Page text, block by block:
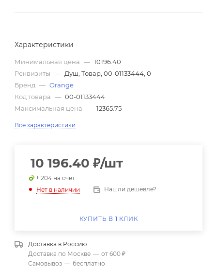
Характеристики
Минимальная цена — 10196.40
Реквизиты — Душ, Товар, 00-01133444, 0
Бренд — Orange
Код товара — 00-01133444
Максимальная цена — 12365.75
Все характеристики
10 196.40 ₽/шт
+ 204 на счет
Нет в наличии
Нашли дешевле?
КУПИТЬ В 1 КЛИК
Доставка в Россию
Доставка по Москве — от 600 ₽
Самовывоз — бесплатно